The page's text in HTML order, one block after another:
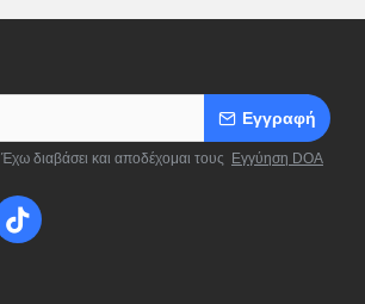
Εγγραφή
Έχω διαβάσει και αποδέχομαι τους Εγγύηση DOA